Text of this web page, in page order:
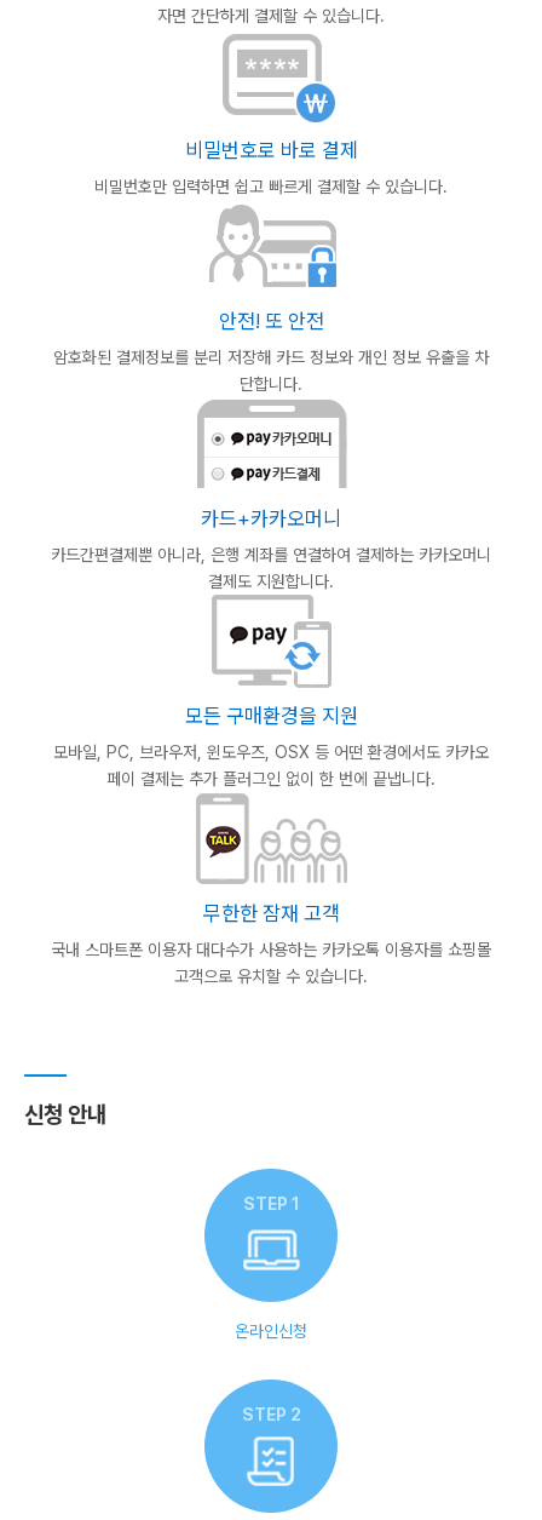
자면 간단하게 결제할 수 있습니다.
비밀번호로 바로 결제
비밀번호만 입력하면 쉽고 빠르게 결제할 수 있습니다.
안전! 또 안전
암호화된 결제정보를 분리 저장해 카드 정보와 개인 정보 유출을 차
단합니다.
카드+카카오머니
카드간편결제뿐 아니라, 은행 계좌를 연결하여 결제하는 카카오머니
결제도 지원합니다.
모든 구매환경을 지원
모바일, PC, 브라우저, 윈도우즈, OSX 등 어떤 환경에서도 카카오
페이 결제는 추가 플러그인 없이 한 번에 끝냅니다.
무한한 잠재 고객
국내 스마트폰 이용자 대다수가 사용하는 카카오톡 이용자를 쇼핑몰
고객으로 유치할 수 있습니다.
신청 안내
STEP 1
온라인신청
STEP 2